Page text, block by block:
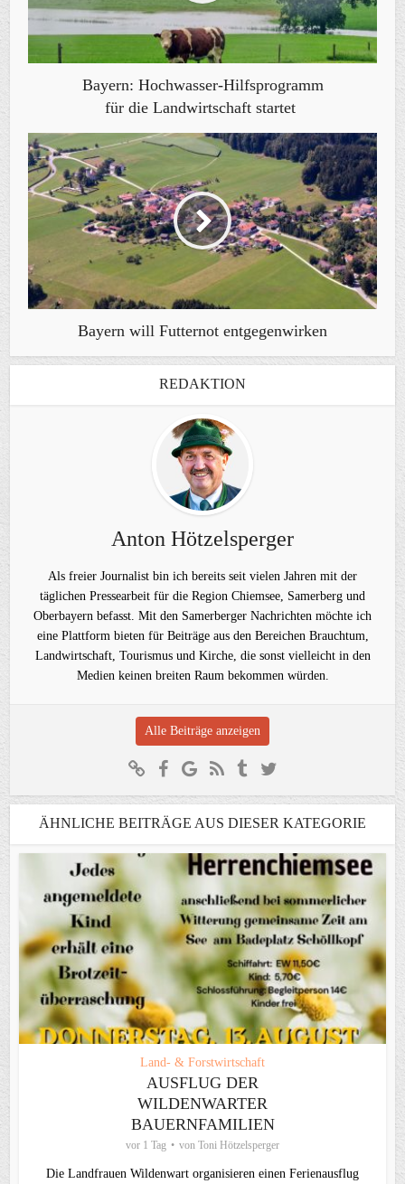
Bayern: Hochwasser-Hilfsprogramm
für die Landwirtschaft startet
Bayern will Futternot entgegenwirken
REDAKTION
Anton Hötzelsperger
Als freier Journalist bin ich bereits seit vielen Jahren mit der
täglichen Pressearbeit für die Region Chiemsee, Samerberg und
Oberbayern befasst. Mit den Samerberger Nachrichten möchte ich
eine Plattform bieten für Beiträge aus den Bereichen Brauchtum,
Landwirtschaft, Tourismus und Kirche, die sonst vielleicht in den
Medien keinen breiten Raum bekommen würden.
Alle Beiträge anzeigen
ÄHNLICHE BEITRÄGE AUS DIESER KATEGORIE
Land- & Forstwirtschaft
AUSFLUG DER
WILDENWARTER
BAUERNFAMILIEN
vor 1 Tag von Toni Hötzelsperger
Die Landfrauen Wildenwart organisieren einen Ferienausflug